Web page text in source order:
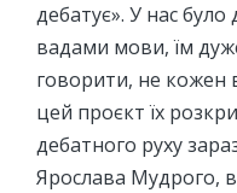
дебатує». У нас
вадами мови, їм
говорити, не кожен
цей проєкт їх
дебатного руху
Ярослава Мудрого,